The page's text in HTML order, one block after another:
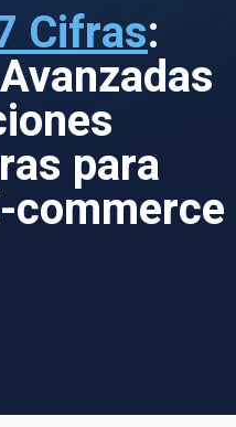
Cifras:
para
commerce